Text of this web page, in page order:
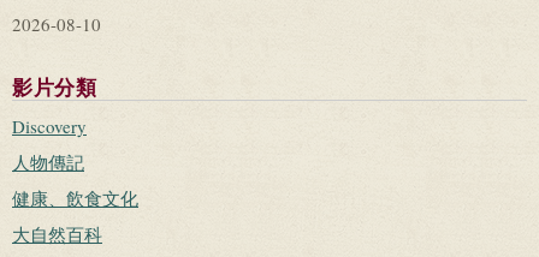
2026-08-10
影片分類
Discovery
人物傳記
健康、飲食文化
大自然百科